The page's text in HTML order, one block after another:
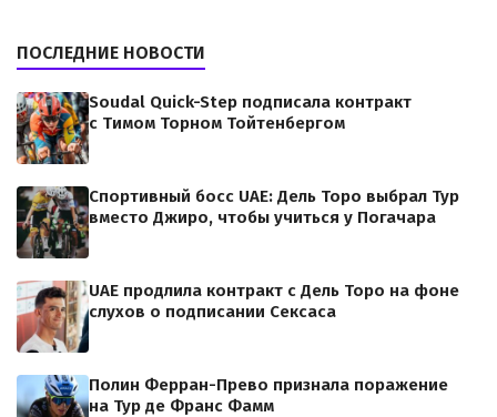
ПОСЛЕДНИЕ НОВОСТИ
Soudal Quick-Step подписала контракт
с Тимом Торном Тойтенбергом
Спортивный босс UAE: Дель Торо выбрал Тур
вместо Джиро, чтобы учиться у Погачара
UAE продлила контракт с Дель Торо на фоне
слухов о подписании Сексаса
Полин Ферран-Прево признала поражение
на Тур де Франс Фамм